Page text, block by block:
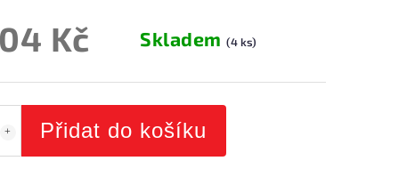
Kč Skladem(4 ks)
Přidat do košíku